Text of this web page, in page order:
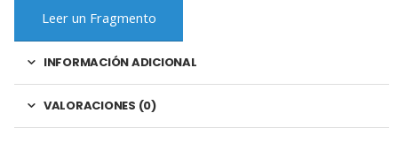
Leer un Fragmento
INFORMACIÓN ADICIONAL
VALORACIONES (0)